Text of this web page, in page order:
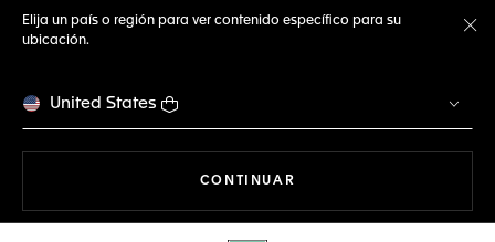
Elija un país o región para ver contenido específico para su
ubicación.
United States
CONTINUAR